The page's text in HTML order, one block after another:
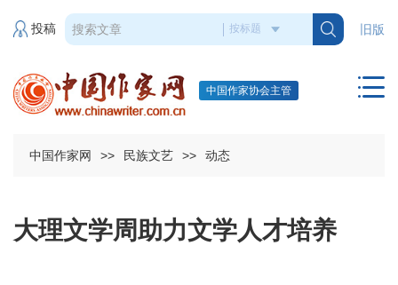
旧版
投稿
中国作家协会主管
中国作家网 >> 民族文艺 >> 动态
大理文学周助力文学人才培养